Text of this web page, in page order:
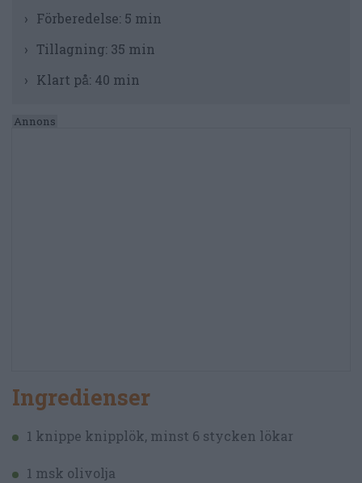
Förberedelse: 5 min
Tillagning: 35 min
Klart på: 40 min
Ingredienser
1 knippe knipplök, minst 6 stycken lökar
1 msk olivolja